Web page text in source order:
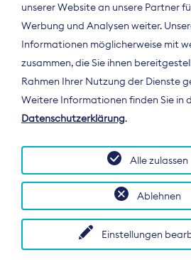
Der Bundesverband
Zeitungsverleger (BDZV) vertritt
Spitzenorganisation die
Deutschland und auf EU-Ebene.
© 2026 BDZV. All
unserer Website an unsere Partner
Werbung und Analysen weiter.
Informationen möglicherweise mit
zusammen, die Sie ihnen
Rahmen Ihrer Nutzung der Dienste
Weitere Informationen finden Sie in
Datenschutzerklärung.
Einstellungen
Ablehnen
Alle zulassen